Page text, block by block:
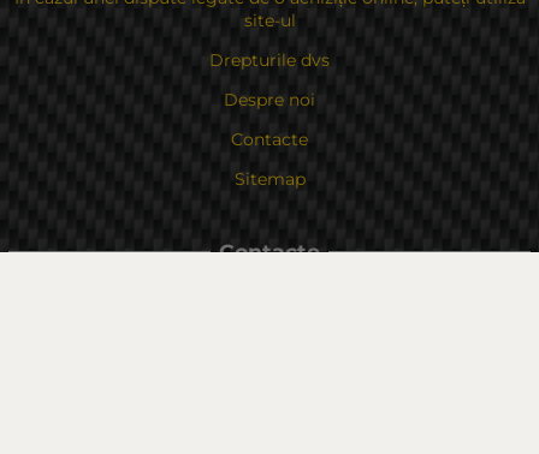
site-ul
Drepturile dvs
Despre noi
Contacte
Sitemap
Contacte